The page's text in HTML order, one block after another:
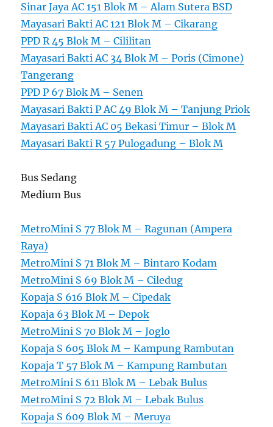
Sinar Jaya AC 151 Blok M – Alam Sutera BSD
Mayasari Bakti AC 121 Blok M – Cikarang
PPD R 45 Blok M – Cililitan
Mayasari Bakti AC 34 Blok M – Poris (Cimone)
Tangerang
PPD P 67 Blok M – Senen
Mayasari Bakti P AC 49 Blok M – Tanjung Priok
Mayasari Bakti AC 05 Bekasi Timur – Blok M
Mayasari Bakti R 57 Pulogadung – Blok M
Bus Sedang
Medium Bus
MetroMini S 77 Blok M – Ragunan (Ampera
Raya)
MetroMini S 71 Blok M – Bintaro Kodam
MetroMini S 69 Blok M – Ciledug
Kopaja S 616 Blok M – Cipedak
Kopaja 63 Blok M – Depok
MetroMini S 70 Blok M – Joglo
Kopaja S 605 Blok M – Kampung Rambutan
Kopaja T 57 Blok M – Kampung Rambutan
MetroMini S 611 Blok M – Lebak Bulus
MetroMini S 72 Blok M – Lebak Bulus
Kopaja S 609 Blok M – Meruya